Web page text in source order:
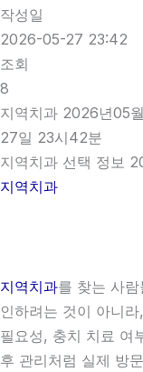
작성일
2026-05-27 23:42
조회
8
지역치과 2026년05
27일 23시42분
지역치과 선택 정보
지역치과
지역치과를 찾는 사
인하려는 것이 아니
필요성, 충치 치료 여
후 관리처럼 실제 방